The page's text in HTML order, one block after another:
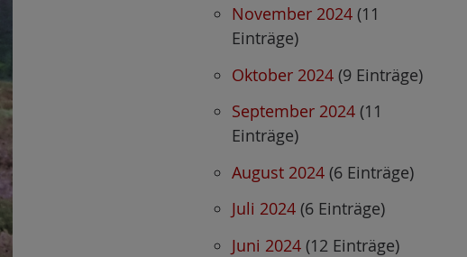
November 2024 (11
Einträge)
Oktober 2024 (9 Einträge)
September 2024 (11
Einträge)
August 2024 (6 Einträge)
Juli 2024 (6 Einträge)
Juni 2024 (12 Einträge)